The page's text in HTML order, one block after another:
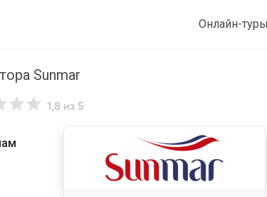
Онлайн-туры
Sunmar
1,8 из 5